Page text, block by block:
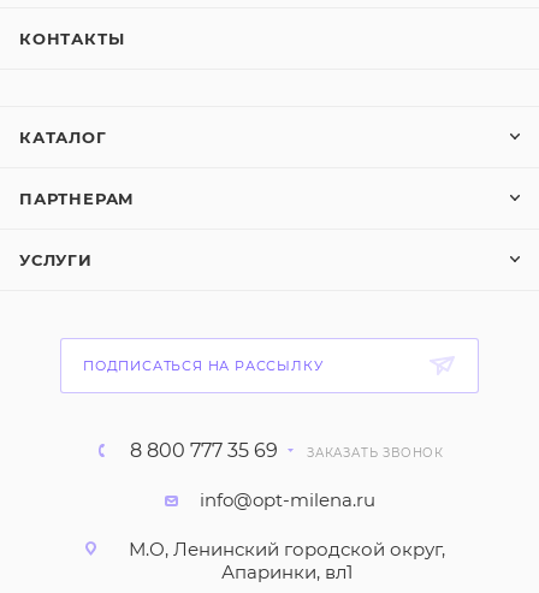
КОНТАКТЫ
КАТАЛОГ
ПАРТНЕРАМ
УСЛУГИ
ПОДПИСАТЬСЯ НА РАССЫЛКУ
8 800 777 35 69 ЗАКАЗАТЬ ЗВОНОК
info@opt-milena.ru
М.О, Ленинский городской округ,
Апаринки, вл1